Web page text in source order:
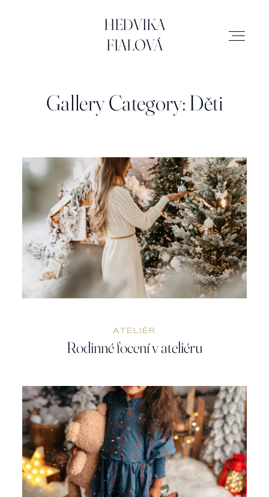
HEDVIKA
FIALOVÁ
HEDVIKA FIALOVÁ
RODINA
ATELIÉR
BRAND & BUSINESS
INFO
Gallery Category: Děti
ATELIÉR
Rodinné focení v ateliéru